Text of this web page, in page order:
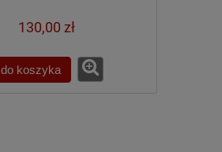
130,00 zł
do koszyka